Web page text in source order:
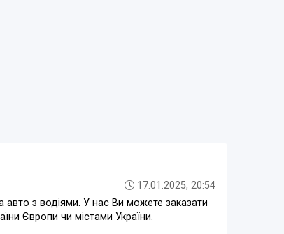
17.01.2025, 20:54
авто з водіями. У нас Ви можете заказати
Європи чи містами України.